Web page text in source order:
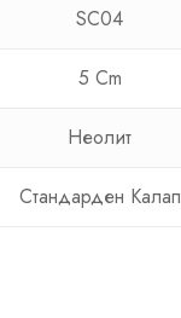
SC04
5 Cm
Неолит
Стандарден Калап